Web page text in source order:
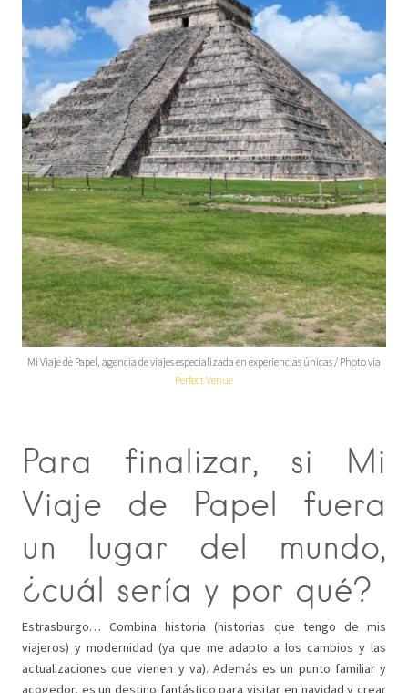
Mi Viaje de Papel, agencia de viajes especializada en experiencias únicas / Photo via
Perfect Venue
Para finalizar, si Mi
Viaje de Papel fuera
un lugar del mundo,
¿cuál sería y por qué?
Estrasburgo… Combina historia (historias que tengo de mis
viajeros) y modernidad (ya que me adapto a los cambios y las
actualizaciones que vienen y va). Además es un punto familiar y
acogedor, es un destino fantástico para visitar en navidad y crear